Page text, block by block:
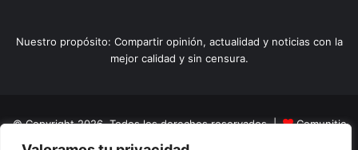
Nuestro propósito: Compartir opinión, actualidad y noticias con la
mejor calidad y sin censura.
© Copyright 2026, Todos los derechos reservados |
Comunitic